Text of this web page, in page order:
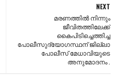
NEXT
മരണത്തിൽ നിന്നും
ജീവിതത്തിലേക്ക്
കൈപിടിച്ചെത്തിച്ച
പോലീസുദ്യോഗസ്ഥന് ജില്ലാ
പോലീസ് മേധാവിയുടെ
അനുമോദനം .